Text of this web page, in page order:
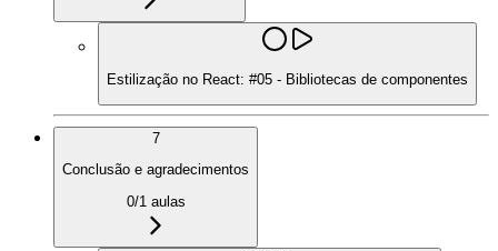
Estilização no React: #05 - Bibliotecas de componentes
7
Conclusão e agradecimentos
0/1 aulas